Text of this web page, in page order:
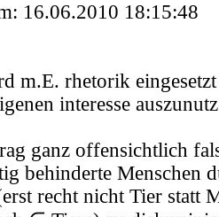
16.06.2010 18:15:48
m.E. rhetorik
interesse
ganz offensichtlich
behinderte Menschen
recht nicht Tier statt